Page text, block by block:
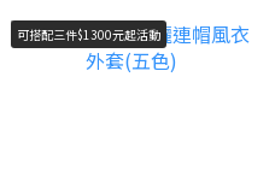
可搭配三件$1300元起活動